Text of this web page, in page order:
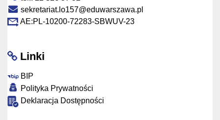
sekretariat.lo157@eduwarszawa.pl
AE:PL-10200-72283-SBWUV-23
Linki
BIP
Polityka Prywatności
Deklaracja Dostępności